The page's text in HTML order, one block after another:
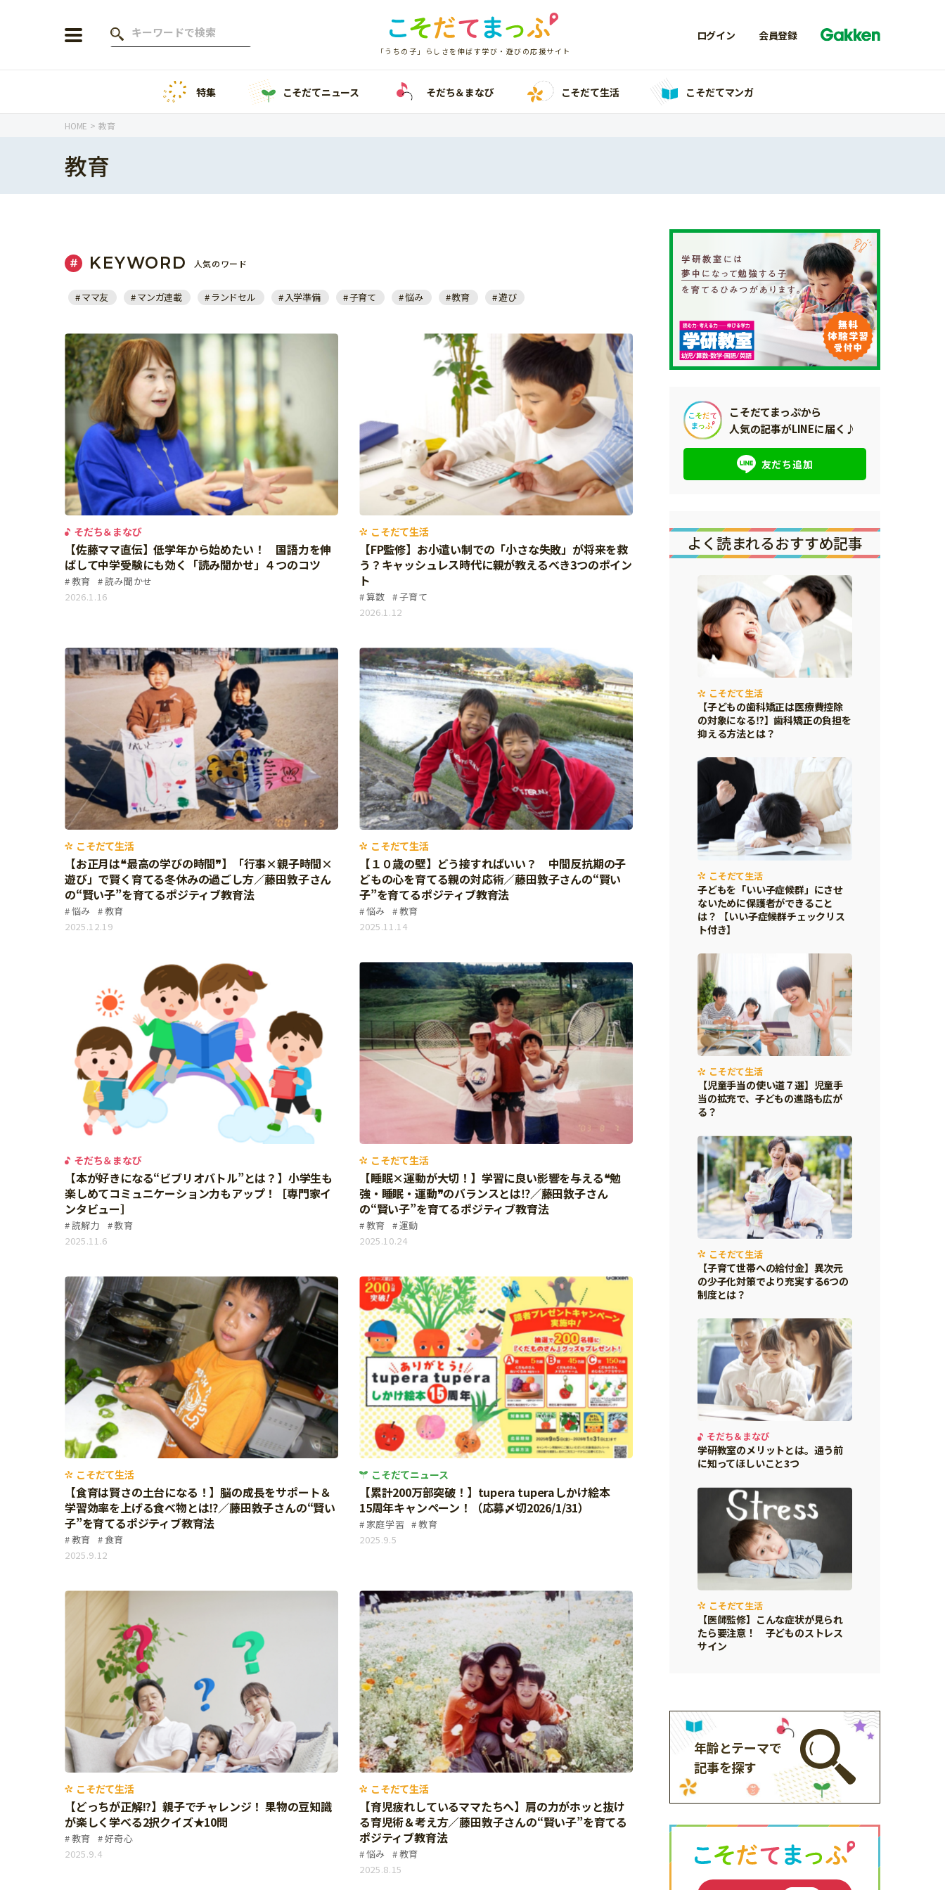
「うちの子」らしさを伸ばす学び・遊びの応援サイト
ログイン 会員登録
年齢から探す
3歳
小学1年生
小学2年生
小学3年生
小学4年生
小学5年生
小学6年生
特集
こそだてニュース
ニュース
ワーク・ドリル
幼稚園・保育園
小学校
科学・プログラミング
教育・学習
絵本・読み聞かせ
自由研究・工作
読書感想文
本・読書
運動・あそび・ゲーム
知育
こそだて生活
住まい
ファッション・美容
行事・イベント
トラブル
親子でいっしょに
人間関係
おでかけ
家族
料理
健康
こそだてマンガ
「こそだてまっぷ」とは
特集 こそだてニュース そだち＆まなび こそだて生活 こそだてマンガ
HOME 教育
教育
KEYWORD 人気のワード
ママ友 マンガ連載 ランドセル 入学準備 子育て 悩み 教育 遊び
そだち＆まなび
【佐藤ママ直伝】低学年から始めたい！ 国語力を伸
ばして中学受験にも効く「読み聞かせ」４つのコツ
教育
読み聞かせ
2026.1.16
こそだて生活
【FP監修】お小遣い制での「小さな失敗」が将来を救
う？キャッシュレス時代に親が教えるべき3つのポイン
ト
算数
子育て
2026.1.12
こそだて生活
【お正月は❝最高の学びの時間❞】「行事×親子時間×
遊び」で賢く育てる冬休みの過ごし方／藤田敦子さん
の“賢い子”を育てるポジティブ教育法
悩み
教育
2025.12.19
こそだて生活
【１０歳の壁】どう接すればいい？ 中間反抗期の子
どもの心を育てる親の対応術／藤田敦子さんの“賢い
子”を育てるポジティブ教育法
悩み
教育
2025.11.14
そだち＆まなび
【本が好きになる“ビブリオバトル”とは？】小学生も
楽しめてコミュニケーション力もアップ！［専門家イ
ンタビュー］
読解力
教育
2025.11.6
こそだて生活
【睡眠×運動が大切！】学習に良い影響を与える❝勉
強・睡眠・運動❞のバランスとは⁉／藤田敦子さん
の“賢い子”を育てるポジティブ教育法
教育
運動
2025.10.24
こそだて生活
【食育は賢さの土台になる！】脳の成長をサポート＆
学習効率を上げる食べ物とは⁉／藤田敦子さんの“賢い
子”を育てるポジティブ教育法
教育
食育
2025.9.12
こそだてニュース
【累計200万部突破！】tupera tuperaしかけ絵本
15周年キャンペーン！（応募〆切2026/1/31）
家庭学習
教育
2025.9.5
こそだて生活
【どっちが正解!?】親子でチャレンジ！ 果物の豆知識
が楽しく学べる2択クイズ★10問
教育
好奇心
2025.9.4
こそだて生活
【育児疲れしているママたちへ】肩の力がホッと抜け
る育児術＆考え方／藤田敦子さんの“賢い子”を育てる
ポジティブ教育法
悩み
教育
2025.8.15
こそだてまっぷから
人気の記事がLINEに届く♪
友だち追加
よく読まれるおすすめ記事
こそだて生活
【子どもの歯科矯正は医療費控除
の対象になる⁉】歯科矯正の負担を
抑える方法とは？
こそだて生活
子どもを「いい子症候群」にさせ
ないために保護者ができること
は？ 【いい子症候群チェックリス
ト付き】
こそだて生活
【児童手当の使い道７選】児童手
当の拡充で、子どもの進路も広が
る？
こそだて生活
【子育て世帯への給付金】異次元
の少子化対策でより充実する6つの
制度とは？
そだち＆まなび
学研教室のメリットとは。通う前
に知ってほしいこと3つ
こそだて生活
【医師監修】こんな症状が見られ
たら要注意！ 子どものストレス
サイン
年齢とテーマで
記事を探す